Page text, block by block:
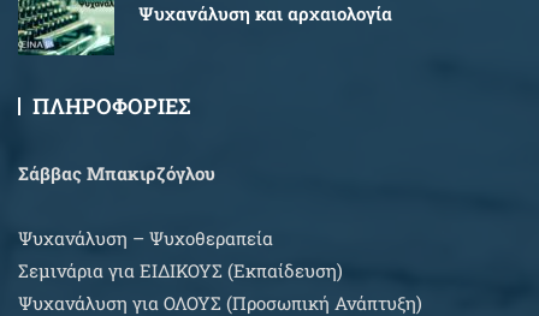
Ψυχανάλυση και αρχαιολογία
ΠΛΗΡΟΦΟΡΙΕΣ
Σάββας Μπακιρζόγλου
Ψυχανάλυση – Ψυχοθεραπεία
Σεμινάρια για EIΔΙΚΟΥΣ (Εκπαίδευση)
Ψυχανάλυση για ΟΛΟΥΣ (Προσωπική Ανάπτυξη)